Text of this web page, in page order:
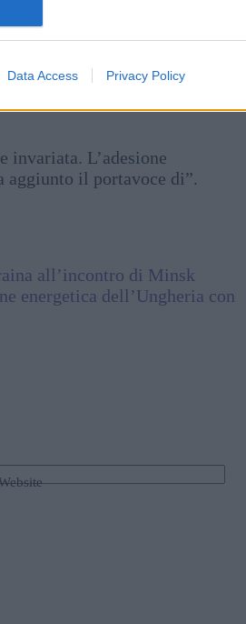
Data Access Privacy Policy
Boglárka
di aderire alla NATO
invariata. L’adesione
aggiunto il portavoce di”.
all’incontro di Minsk
energetica dell’Ungheria con